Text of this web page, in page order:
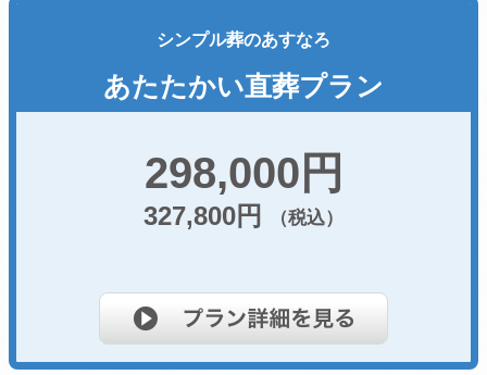
シンプル葬のあすなろ
あたたかい直葬プラン
298,000円
327,800円 （税込）